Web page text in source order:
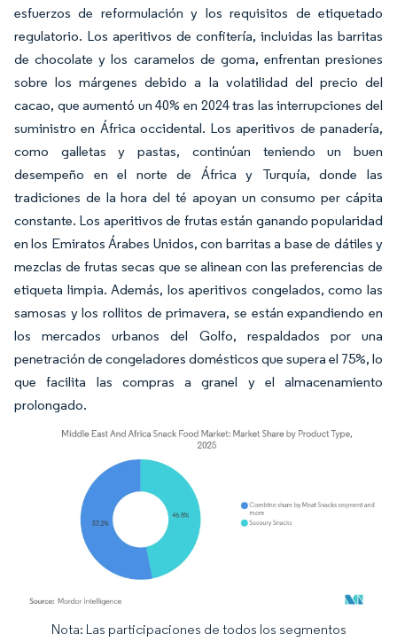
esfuerzos de reformulación y los requisitos de etiquetado
regulatorio. Los aperitivos de confitería, incluidas las barritas
de chocolate y los caramelos de goma, enfrentan presiones
sobre los márgenes debido a la volatilidad del precio del
cacao, que aumentó un 40% en 2024 tras las interrupciones del
suministro en África occidental. Los aperitivos de panadería,
como galletas y pastas, continúan teniendo un buen
desempeño en el norte de África y Turquía, donde las
tradiciones de la hora del té apoyan un consumo per cápita
constante. Los aperitivos de frutas están ganando popularidad
en los Emiratos Árabes Unidos, con barritas a base de dátiles y
mezclas de frutas secas que se alinean con las preferencias de
etiqueta limpia. Además, los aperitivos congelados, como las
samosas y los rollitos de primavera, se están expandiendo en
los mercados urbanos del Golfo, respaldados por una
penetración de congeladores domésticos que supera el 75%, lo
que facilita las compras a granel y el almacenamiento
prolongado.
Imagen © Mordor Intelligence. El uso requiere atribución según CC BY 4.0.
Nota: Las participaciones de todos los segmentos